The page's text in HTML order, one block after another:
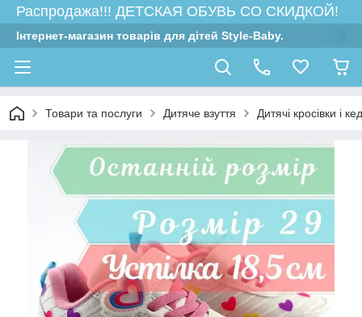
Распродажа!!! ДЕТСКАЯ ОБУВЬ СО СКИДКОЙ!
Інтернет-магазин товарів для дітей Style-Baby.
Товари та послуги Дитяче взуття Дитячі кросівки і